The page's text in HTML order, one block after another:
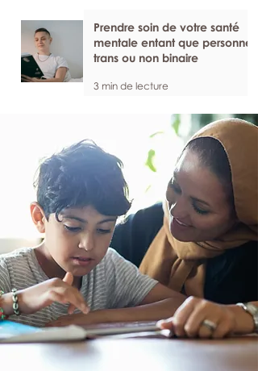
Prendre soin de votre santé
mentale entant que personne
trans ou non binaire
3 min de lecture